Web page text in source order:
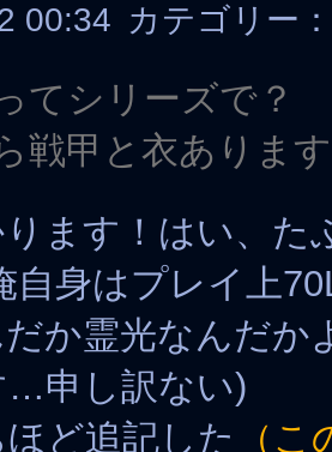
00:34 カテゴリー：
てシリーズで？
戦甲と衣ありま
ます！はい、た
自身はプレイ上
か霊光なんだか
…申し訳ない)
ど追記した
（